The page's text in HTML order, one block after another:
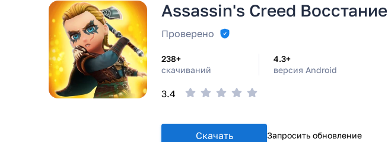
Assassin's Creed Восстание
Проверено
238+
скачиваний
4.3+
версия Android
3.4
Скачать Запросить обновление